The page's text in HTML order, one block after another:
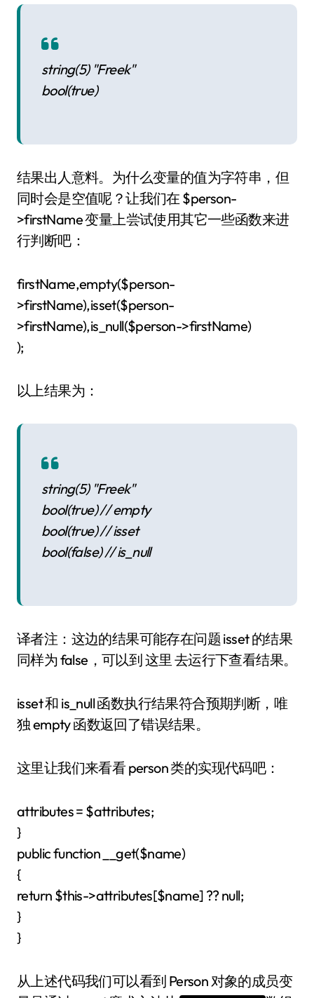
string(5) "Freek"
bool(true)
结果出人意料。为什么变量的值为字符串，但
同时会是空值呢？让我们在 $person-
>firstName 变量上尝试使用其它一些函数来进
行判断吧：
firstName,empty($person-
>firstName),isset($person-
>firstName),is_null($person->firstName)
);
以上结果为：
string(5) "Freek"
bool(true) // empty
bool(true) // isset
bool(false) // is_null
译者注：这边的结果可能存在问题 isset 的结果
同样为 false，可以到 这里 去运行下查看结果。
isset 和 is_null 函数执行结果符合预期判断，唯
独 empty 函数返回了错误结果。
这里让我们来看看 person 类的实现代码吧：
attributes = $attributes;
}
public function __get($name)
{
return $this->attributes[$name] ?? null;
}
}
从上述代码我们可以看到 Person 对象的成员变